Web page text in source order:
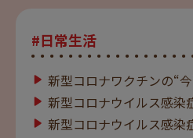
#日常生活
新型コロナワクチンの“
新型コロナウイルス感染
新型コロナウイルス感染